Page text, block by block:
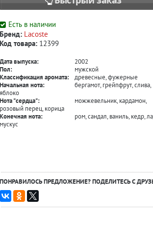
Есть в наличии
Бренд: Lacoste
Код товара:12399
Дата выпуска:
2002
Пол:
мужской
Классификация аромата:
древесные, фужерные
Начальная нота:
бергамот, грейпфрут, слива,
яблоко
Нота "сердца":
можжевельник, кардамон,
розовый перец, корица
Конечная нота:
ром, сандал, ваниль, кедр,
мускус
ПОНРАВИЛОСЬ ПРЕДЛОЖЕНИЕ? ПОДЕЛИТЕСЬ С